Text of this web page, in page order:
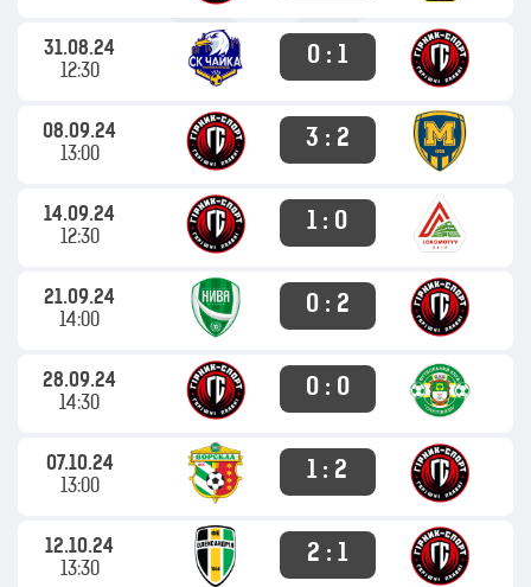
31.08.24
12:30
0 : 1
08.09.24
13:00
3 : 2
14.09.24
12:30
1 : 0
21.09.24
14:00
0 : 2
28.09.24
14:30
0 : 0
07.10.24
13:00
1 : 2
12.10.24
13:30
2 : 1